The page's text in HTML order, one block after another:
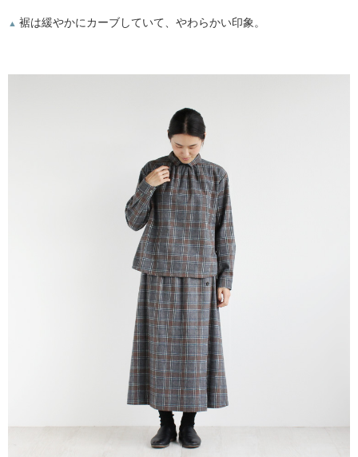
▲ 裾は緩やかにカーブしていて、やわらかい印象。